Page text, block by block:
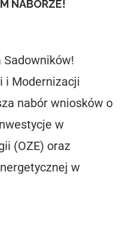
NABORZE!
Sadowników!
i Modernizacji
nabór wniosków o
w
(OZE) oraz
w